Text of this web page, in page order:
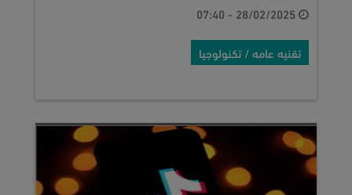
تقنيه عامه / تكنولوجيا